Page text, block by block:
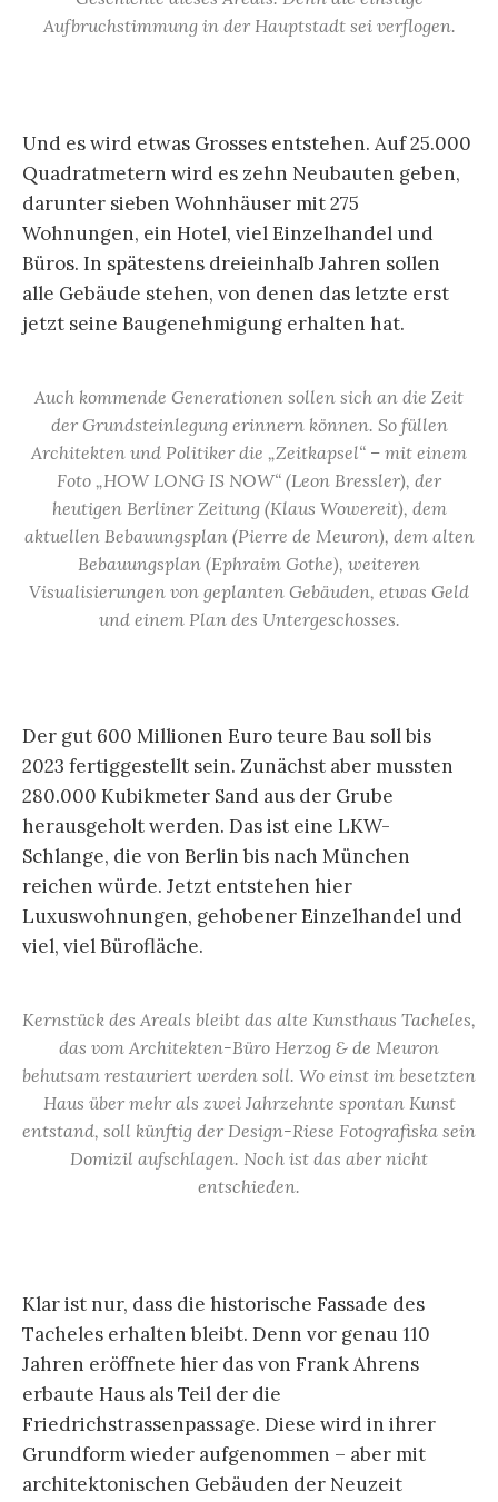
Aufbruchstimmung in der Hauptstadt sei verflogen.
Und es wird etwas Grosses entstehen. Auf 25.000
Quadratmetern wird es zehn Neubauten geben,
darunter sieben Wohnhäuser mit 275
Wohnungen, ein Hotel, viel Einzelhandel und
Büros. In spätestens dreieinhalb Jahren sollen
alle Gebäude stehen, von denen das letzte erst
jetzt seine Baugenehmigung erhalten hat.
Auch kommende Generationen sollen sich an die Zeit
der Grundsteinlegung erinnern können. So füllen
Architekten und Politiker die „Zeitkapsel“ – mit einem
Foto „HOW LONG IS NOW“ (Leon Bressler), der
heutigen Berliner Zeitung (Klaus Wowereit), dem
aktuellen Bebauungsplan (Pierre de Meuron), dem alten
Bebauungsplan (Ephraim Gothe), weiteren
Visualisierungen von geplanten Gebäuden, etwas Geld
und einem Plan des Untergeschosses.
Der gut 600 Millionen Euro teure Bau soll bis
2023 fertiggestellt sein. Zunächst aber mussten
280.000 Kubikmeter Sand aus der Grube
herausgeholt werden. Das ist eine LKW-
Schlange, die von Berlin bis nach München
reichen würde. Jetzt entstehen hier
Luxuswohnungen, gehobener Einzelhandel und
viel, viel Bürofläche.
Kernstück des Areals bleibt das alte Kunsthaus Tacheles,
das vom Architekten-Büro Herzog & de Meuron
behutsam restauriert werden soll. Wo einst im besetzten
Haus über mehr als zwei Jahrzehnte spontan Kunst
entstand, soll künftig der Design-Riese Fotografiska sein
Domizil aufschlagen. Noch ist das aber nicht
entschieden.
Klar ist nur, dass die historische Fassade des
Tacheles erhalten bleibt. Denn vor genau 110
Jahren eröffnete hier das von Frank Ahrens
erbaute Haus als Teil der die
Friedrichstrassenpassage. Diese wird in ihrer
Grundform wieder aufgenommen – aber mit
architektonischen Gebäuden der Neuzeit